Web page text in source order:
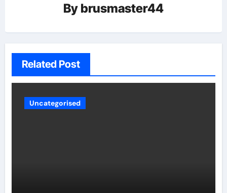
By brusmaster44
Related Post
Uncategorised